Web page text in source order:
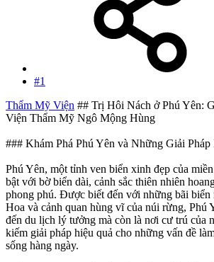
#1
Thẩm Mỹ Viện ## Trị Hôi Nách ở Phú Yên:
Viện Thẩm Mỹ Ngô Mộng Hùng
### Khám Phá Phú Yên và Những Giải Pháp
Phú Yên, một tỉnh ven biển xinh đẹp của
bật với bờ biển dài, cảnh sắc thiên nhiên
phong phú. Được biết đến với những bãi
Hoa và cảnh quan hùng vĩ của núi rừng, Phú
đến du lịch lý tưởng mà còn là nơi cư trú của
kiếm giải pháp hiệu quả cho những vấn đề
sống hàng ngày.